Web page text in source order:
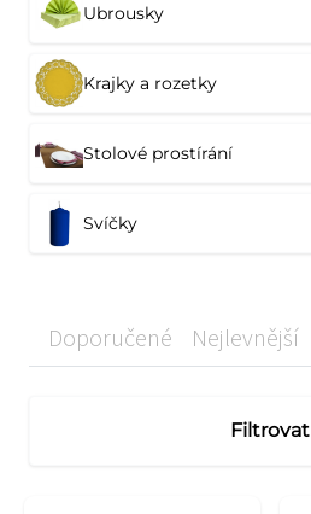
Ubrousky
Krajky a rozetky
Stolové prostírání
Svíčky
Doporučené Nejlevnější
Filtrovat